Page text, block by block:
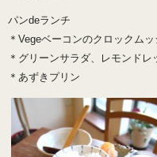
パンdeランチ
＊Vegeベーコンのクロックムッ
＊グリーンサラダ、レモンドレ
＊あずきプリン